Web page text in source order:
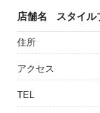
店舗名 スタイル
住所
アクセス
TEL